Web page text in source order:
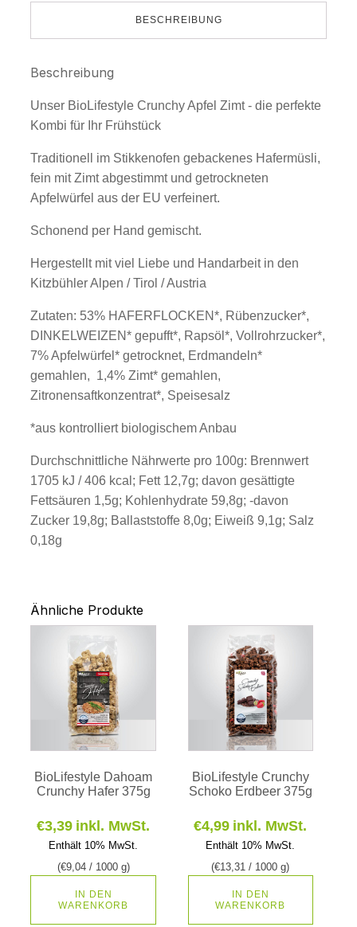
BESCHREIBUNG
Beschreibung
Unser BioLifestyle Crunchy Apfel Zimt - die perfekte
Kombi für Ihr Frühstück
Traditionell im Stikkenofen gebackenes Hafermüsli,
fein mit Zimt abgestimmt und getrockneten
Apfelwürfel aus der EU verfeinert.
Schonend per Hand gemischt.
Hergestellt mit viel Liebe und Handarbeit in den
Kitzbühler Alpen / Tirol / Austria
Zutaten: 53% HAFERFLOCKEN*, Rübenzucker*,
DINKELWEIZEN* gepufft*, Rapsöl*, Vollrohrzucker*,
7% Apfelwürfel* getrocknet, Erdmandeln*
gemahlen, 1,4% Zimt* gemahlen,
Zitronensaftkonzentrat*, Speisesalz
*aus kontrolliert biologischem Anbau
Durchschnittliche Nährwerte pro 100g: Brennwert
1705 kJ / 406 kcal; Fett 12,7g; davon gesättigte
Fettsäuren 1,5g; Kohlenhydrate 59,8g; -davon
Zucker 19,8g; Ballaststoffe 8,0g; Eiweiß 9,1g; Salz
0,18g
Ähnliche Produkte
BioLifestyle Dahoam
Crunchy Hafer 375g
€3,39 inkl. MwSt.
Enthält 10% MwSt.
(€9,04/ 1000 g)
IN DEN
WARENKORB
BioLifestyle Crunchy
Schoko Erdbeer 375g
€4,99 inkl. MwSt.
Enthält 10% MwSt.
(€13,31 / 1000 g)
IN DEN
WARENKORB